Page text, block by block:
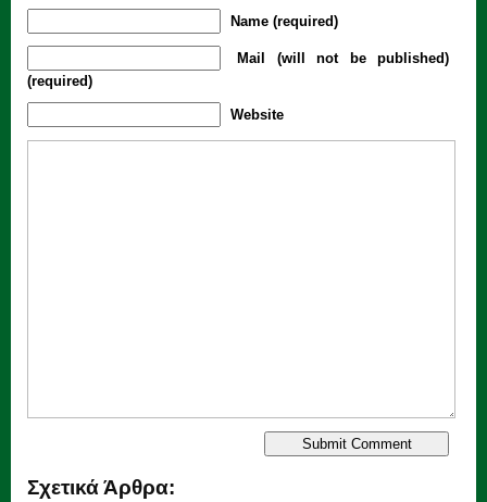
Name (required)
Mail (will not be published)
(required)
Website
Σχετικά Άρθρα: